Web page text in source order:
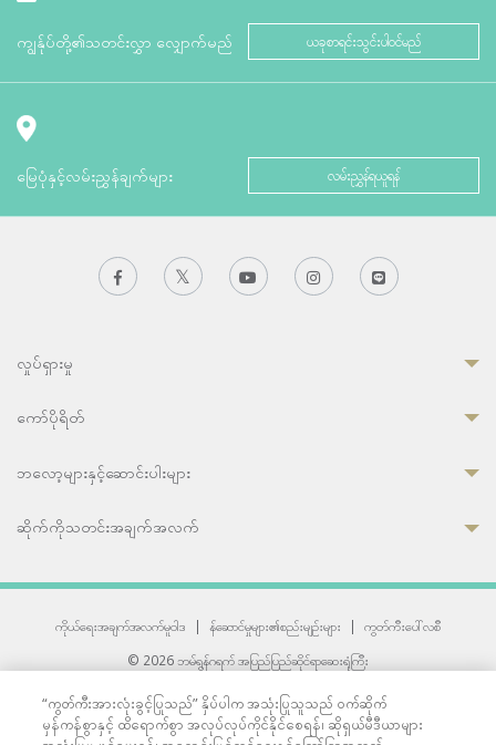
ကျွန်ုပ်တို့၏သတင်းလွှာ လျှောက်မည် ယခုစာရင်းသွင်းပါဝင်မည်
မြေပုံနှင့်လမ်းညွှန်ချက်များ လမ်းညွှန်ရယူရန်
လှုပ်ရှားမှု
ကော်ပိုရိတ်
ဘလော့များနှင့်ဆောင်းပါးများ
ဆိုက်ကိုသတင်းအချက်အလက်
ကိုယ်ရေးအချက်အလက်မူဝါဒ | န်ဆောင်မှုများ၏စည်းမျဉ်းများ |
ကွတ်ကီးပေါ်လစီ
© 2026 ဘမ်ရွန်ဂရက် အပြည်ပြည်ဆိုင်ရာဆေးရုံကြီး
33 Sukhumvit 3, Wattana, Bangkok 10110 Thailand.
All rights reserved.
“ကွတ်ကီးအားလုံးခွင့်ပြုသည်” နှိပ်ပါက အသုံးပြုသူသည် ဝက်ဆိုက်
မှန်ကန်စွာနှင့် ထိရောက်စွာ အလုပ်လုပ်ကိုင်နိုင်စေရန်၊ ဆိုရှယ်မီဒီယာများ